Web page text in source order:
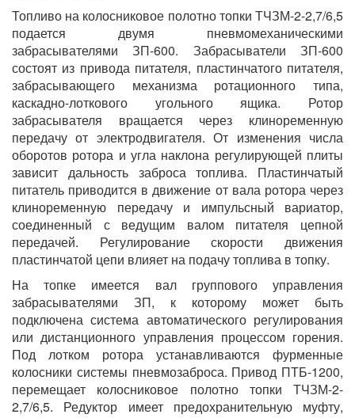
Топливо на колосниковое полотно топки ТЧЗМ-2-2,7/6,5
подается двумя пневмомеханическими
забрасывателями ЗП-600. Забрасыватели ЗП-600
состоят из привода питателя, пластинчатого питателя,
забрасывающего механизма ротационного типа,
каскадно-лоткового угольного ящика. Ротор
забрасывателя вращается через клиноременную
передачу от электродвигателя. От изменения числа
оборотов ротора и угла наклона регулирующей плиты
зависит дальность заброса топлива. Пластинчатый
питатель приводится в движение от вала ротора через
клиноременную передачу и импульсный вариатор,
соединенный с ведущим валом питателя цепной
передачей. Регулирование скорости движения
пластинчатой цепи влияет на подачу топлива в топку.
На топке имеется вал группового управления
забрасывателями ЗП, к которому может быть
подключена система автоматического регулирования
или дистанционного управления процессом горения.
Под лотком ротора устанавливаются фурменные
колосники системы пневмозаброса. Привод ПТБ-1200,
перемещает колосниковое полотно топки ТЧЗМ-2-
2,7/6,5. Редуктор имеет предохранительную муфту,